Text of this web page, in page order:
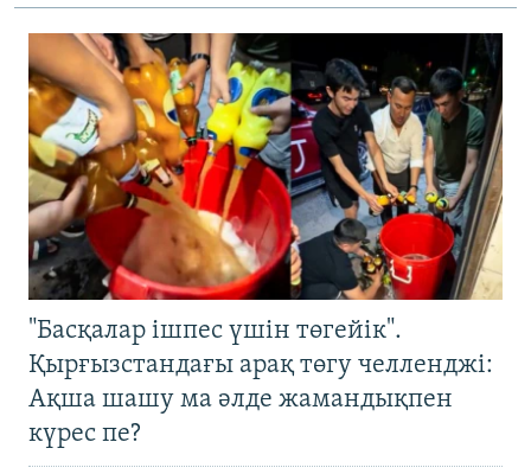
"Басқалар ішпес үшін төгейік".
Қырғызстандағы арақ төгу челленджі:
Ақша шашу ма әлде жамандықпен
күрес пе?